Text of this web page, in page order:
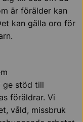
är förälder kan
kan gälla oro för
ge stöd till
föräldrar. Vi
våld, missbruk